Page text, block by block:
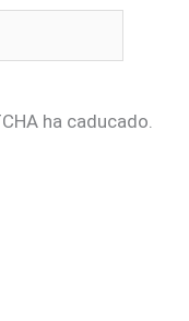
ha caducado.